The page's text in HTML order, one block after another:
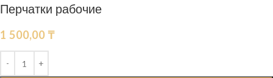
Перчатки рабочие
1 500,00 ₸